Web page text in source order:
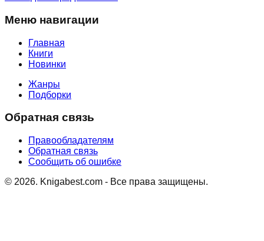
Меню навигации
Главная
Книги
Новинки
Жанры
Подборки
Обратная связь
Правообладателям
Обратная связь
Сообщить об ошибке
© 2026. Knigabest.com - Все права защищены.